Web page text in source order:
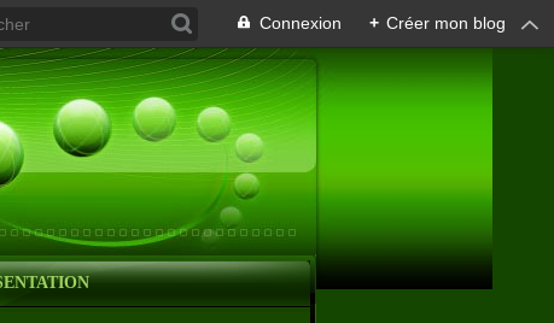
Connexion + Créer mon blog